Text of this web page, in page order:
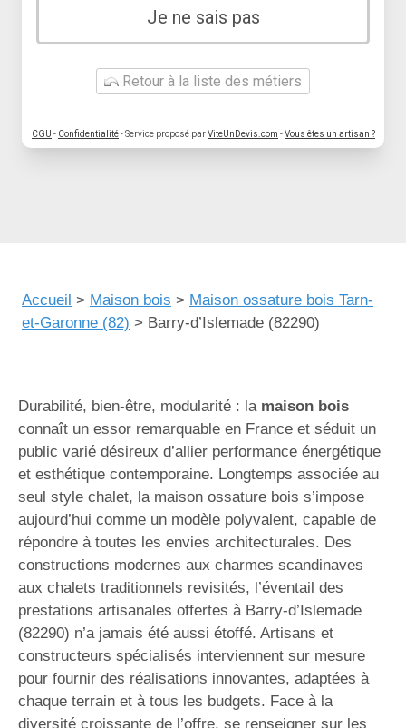
Je ne sais pas
Retour à la liste des métiers
CGU - Confidentialité- Service proposé parViteUnDevis.com -Vous êtes un artisan ?
Accueil > Maison bois > Maison ossature bois Tarn-
et-Garonne (82) > Barry-d’Islemade (82290)
Durabilité, bien-être, modularité : la maison bois
connaît un essor remarquable en France et séduit un
public varié désireux d’allier performance énergétique
et esthétique contemporaine. Longtemps associée au
seul style chalet, la maison ossature bois s’impose
aujourd’hui comme un modèle polyvalent, capable de
répondre à toutes les envies architecturales. Des
constructions modernes aux charmes scandinaves
aux chalets traditionnels revisités, l’éventail des
prestations artisanales offertes à Barry-d’Islemade
(82290) n’a jamais été aussi étoffé. Artisans et
constructeurs spécialisés interviennent sur mesure
pour fournir des réalisations innovantes, adaptées à
chaque terrain et à tous les budgets. Face à la
diversité croissante de l’offre, se renseigner sur les